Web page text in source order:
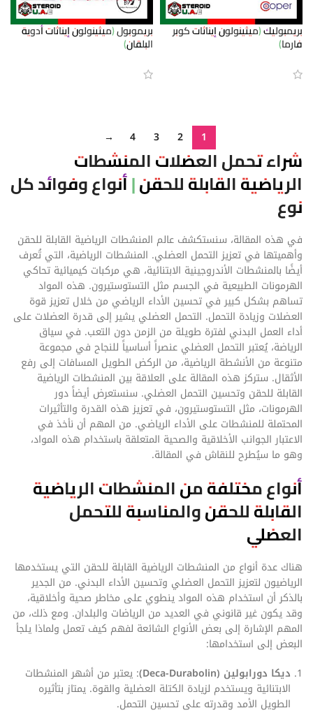
بريمبوليك (ميثينولون إيناثات كوبر
فارما)
بريموبول (ميثينولون إيناثات أدوية
البلقان)
1
2
3
4
→
شراء تحمل العضلات المنشطات
الرياضية القابلة للحقن | أنواع وفوائد كل
نوع
في هذه المقالة، سنستكشف عالم المنشطات الرياضية القابلة للحقن
وأهميتها في تعزيز التحمل العضلي. المنشطات الرياضية، التي تُعرف
أيضًا بالمنشطات الأندروجينية الابتنائية، هي مركبات كيميائية تحاكي
الهرمونات الطبيعية في الجسم مثل التستوستيرون. هذه المواد
تساهم بشكل كبير في تحسين الأداء الرياضي من خلال تعزيز قوة
العضلات وزيادة التحمل. التحمل العضلي يشير إلى قدرة العضلات على
أداء العمل البدني لفترة طويلة من الزمن دون التعب. في سياق
الرياضة، يُعتبر التحمل العضلي عنصراً أساسياً للنجاح في مجموعة
متنوعة من الأنشطة الرياضية، من الركض الطويل المسافات إلى رفع
الأثقال. ستركز هذه المقالة على العلاقة بين المنشطات الرياضية
القابلة للحقن وتحسين التحمل العضلي. سنستعرض أيضاً دور
الهرمونات، مثل التستوستيرون، في تعزيز هذه القدرة والتأثيرات
المحتملة للمنشطات على الأداء الرياضي. من المهم أن نأخذ في
الاعتبار الجوانب الأخلاقية والصحية المتعلقة باستخدام هذه المواد،
وهو ما سيُطرح للنقاش في المقالة.
أنواع مختلفة من المنشطات الرياضية
القابلة للحقن والمناسبة للتحمل
العضلي
هناك عدة أنواع من المنشطات الرياضية القابلة للحقن التي يستخدمها
الرياضيون لتعزيز التحمل العضلي وتحسين الأداء البدني. من الجدير
بالذكر أن استخدام هذه المواد ينطوي على مخاطر صحية وأخلاقية،
وقد يكون غير قانوني في العديد من الرياضات والبلدان. ومع ذلك، من
المهم الإشارة إلى بعض الأنواع الشائعة لفهم كيف تعمل ولماذا يلجأ
البعض إلى استخدامها:
ديكا دورابولين (Deca-Durabolin)
: يعتبر من أشهر المنشطات
الابتنائية ويستخدم لزيادة الكتلة العضلية والقوة. يمتاز بتأثيره
الطويل الأمد وقدرته على تحسين التحمل.